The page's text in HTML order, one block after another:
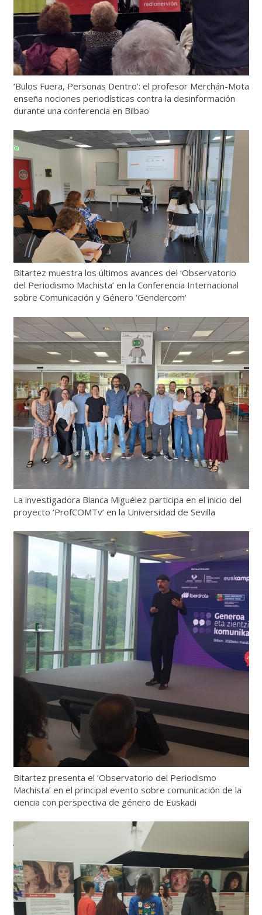
‘Bulos Fuera, Personas Dentro’: el profesor Merchán-Mota
enseña nociones periodísticas contra la desinformación
durante una conferencia en Bilbao
Bitartez muestra los últimos avances del ‘Observatorio
del Periodismo Machista’ en la Conferencia Internacional
sobre Comunicación y Género ‘Gendercom’
La investigadora Blanca Miguélez participa en el inicio del
proyecto ‘ProfCOMTv’ en la Universidad de Sevilla
Bitartez presenta el ‘Observatorio del Periodismo
Machista’ en el principal evento sobre comunicación de la
ciencia con perspectiva de género de Euskadi